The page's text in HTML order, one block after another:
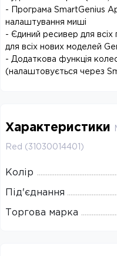
- Програма SmartGenius
налаштування миші
- Єдиний ресивер для всіх
для всіх нових моделей
- Додаткова функція
(налаштовується через
Характеристики
Red (31030014401)
Колір
Під'єднання
Торгова марка